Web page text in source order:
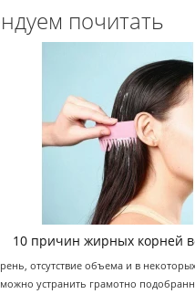
почитать
10 причин жирных корней
отсутствие объема и в
можно устранить грамотно